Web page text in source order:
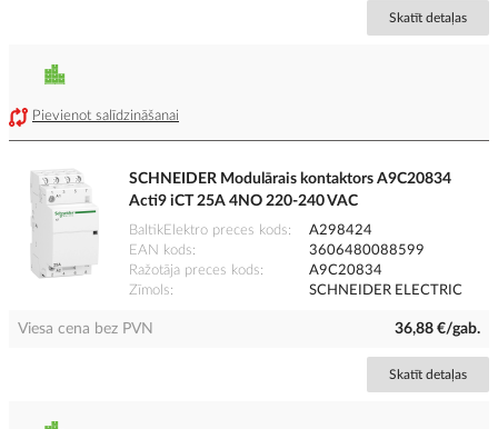
Skatīt detaļas
Pievienot salīdzināšanai
SCHNEIDER Modulārais kontaktors A9C20834
Acti9 iCT 25A 4NO 220-240 VAC
BaltikElektro preces kods
A298424
EAN kods
3606480088599
Ražotāja preces kods
A9C20834
Zīmols
SCHNEIDER ELECTRIC
Viesa cena bez PVN 36,88 €/gab.
Skatīt detaļas